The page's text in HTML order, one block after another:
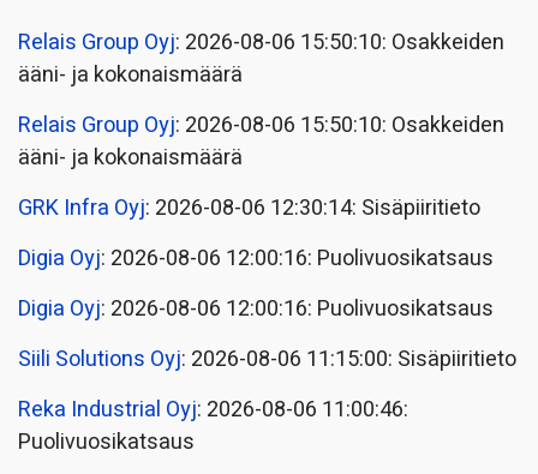
Relais Group Oyj: 2026-08-06 15:50:10: Osakkeiden
ääni- ja kokonaismäärä
Relais Group Oyj: 2026-08-06 15:50:10: Osakkeiden
ääni- ja kokonaismäärä
GRK Infra Oyj: 2026-08-06 12:30:14: Sisäpiiritieto
Digia Oyj: 2026-08-06 12:00:16: Puolivuosikatsaus
Digia Oyj: 2026-08-06 12:00:16: Puolivuosikatsaus
Siili Solutions Oyj: 2026-08-06 11:15:00: Sisäpiiritieto
Reka Industrial Oyj: 2026-08-06 11:00:46:
Puolivuosikatsaus